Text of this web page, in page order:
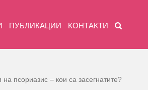
ПУБЛИКАЦИИ КОНТАКТИ
на псориазис – кои са засегнатите?